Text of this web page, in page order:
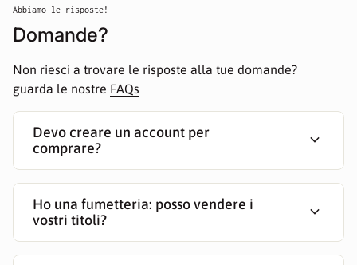
Abbiamo le risposte!
Domande?
Non riesci a trovare le risposte alla tue domande?
guarda le nostre FAQs
Devo creare un account per
comprare?
expand_more
Ho una fumetteria: posso vendere i
vostri titoli?
expand_more